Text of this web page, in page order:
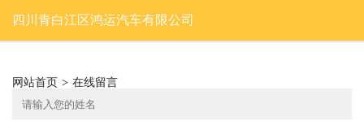
四川青白江区鸿运汽车有限公司
网站首页 > 在线留言